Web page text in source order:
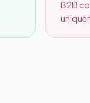
B2B